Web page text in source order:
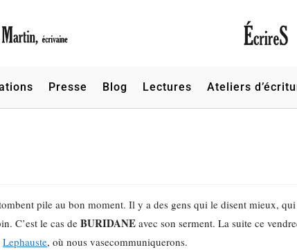
Presse Blog Lectures Ateliers
pile au bon moment. Il y a des gens qui le disent mieux,
C’est le cas de BURIDANEavec son serment. La suite ce
Lephauste, où nous vasecommuniquerons.